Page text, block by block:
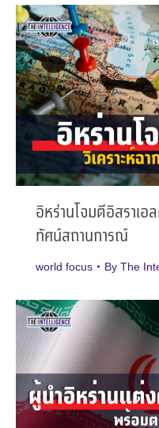
อิหร่านโจมตีอิสราเอ
ทัศน์สถานการณ์
world focus By The